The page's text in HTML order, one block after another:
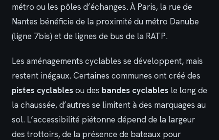
métro ou les pôles d’échanges. À Paris, la rue de
Nantes bénéficie de la proximité du métro Danube
(ligne 7bis) et de lignes de bus de la RATP.
Les aménagements cyclables se développent, mais
restent inégaux. Certaines communes ont créé des
pistes cyclables ou des bandes cyclables le long de
la chaussée, d’autres se limitent à des marquages au
sol. L’accessibilité piétonne dépend de la largeur
des trottoirs, de la présence de bateaux pour